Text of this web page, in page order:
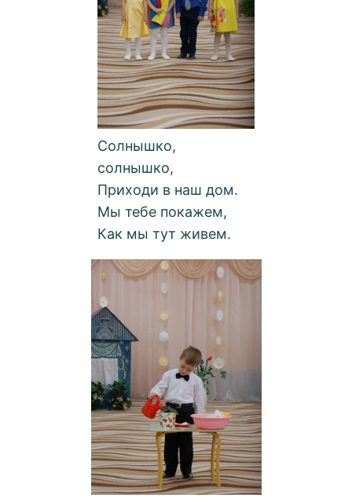
Солнышко,
солнышко,
Приходи в наш дом.
Мы тебе покажем,
Как мы тут живем.